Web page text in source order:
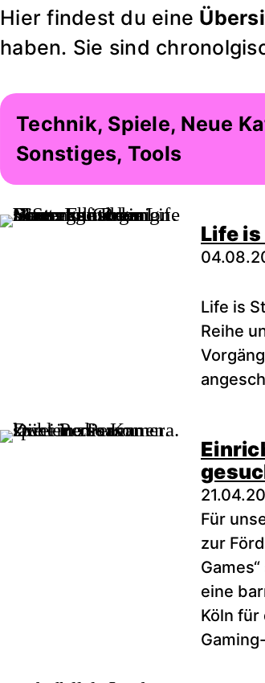
Hier findest du eine
haben. Sie sind
Technik, Spiele, Neue
Sonstiges, Tools
Life
Life is
Reihe
Für
zur
eine
Köln